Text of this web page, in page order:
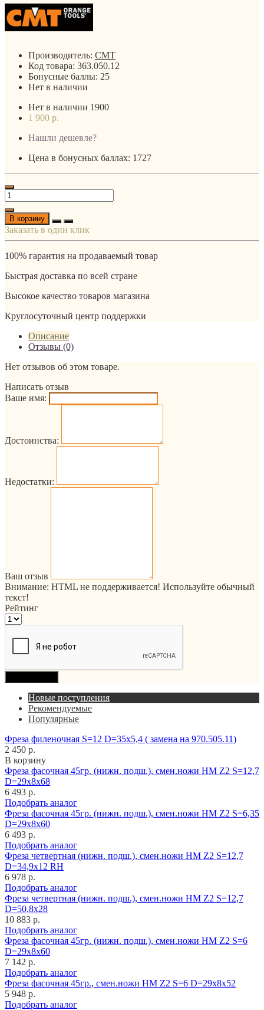
Производитель: CMT
Код товара: 363.050.12
Бонусные баллы: 25
Нет в наличии
Нет в наличии 1900
1 900 р.
Нашли дешевле?
Цена в бонусных баллах: 1727
В корзину
Заказать в один клик
100% гарантия на продаваемый товар
Быстрая доставка по всей стране
Высокое качество товаров магазина
Круглосуточный центр поддержки
Описание
Отзывы (0)
Нет отзывов об этом товаре.
Написать отзыв
Ваше имя:
Достоинства:
Недостатки:
Ваш отзыв
Внимание: HTML не поддерживается! Используйте обычный
текст!
Рейтинг
Новые поступления
Рекомендуемые
Популярные
Фреза филеночная S=12 D=35x5,4 ( замена на 970.505.11)
2 450 р.
В корзину
Фреза фасочная 45гр. (нижн. подш.), смен.ножи HM Z2 S=12,7
D=29x8x68
6 493 р.
Подобрать аналог
Фреза фасочная 45гр. (нижн. подш.), смен.ножи HM Z2 S=6,35
D=29x8x60
6 493 р.
Подобрать аналог
Фреза четвертная (нижн. подш.), смен.ножи HM Z2 S=12,7
D=34,9x12 RH
6 978 р.
Подобрать аналог
Фреза четвертная (нижн. подш.), смен.ножи HM Z2 S=12,7
D=50,8x28
10 883 р.
Подобрать аналог
Фреза фасочная 45гр. (нижн. подш.), смен.ножи HM Z2 S=6
D=29x8x60
7 142 р.
Подобрать аналог
Фреза фасочная 45гр., смен.ножи HM Z2 S=6 D=29x8x52
5 948 р.
Подобрать аналог